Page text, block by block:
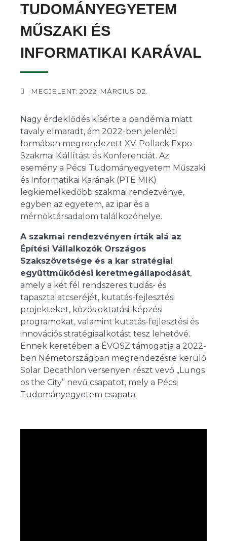
TUDOMÁNYEGYETEM
MŰSZAKI ÉS
INFORMATIKAI KARÁVAL
MEGJELENT: 2022. MÁRCIUS 02.
Nagy érdeklődés kísérte a pandémia miatt
tavaly elmaradt, ám 2022-ben jelenléti
formában megrendezett XV. Pollack Expo
Szakmai Kiállítást és Konferenciát. Az
esemény a Pécsi Tudományegyetem Műszaki
és Informatikai Karának (PTE MIK)
legkiemelkedőbb szakmai rendezvénye,
egyben az egyetem, az ipar és a
mérnöktársadalom találkozóhelye.
A szakmai rendezvényen írták alá az
Építési Vállalkozók Országos
Szakszövetsége és a kar stratégiai
együttműködési keretmegállapodását,
amely a két fél rendszeres tudás- és
tapasztalatcseréjét, kutatás-fejlesztési
projekteket, közös oktatási-képzési
programokat, valamint kutatás-fejlesztési és
innovációs stratégiaalkotást tesz lehetővé.
Ennek keretében a ÉVOSZ támogatja a 2022-
ben Németországban megrendezésre kerülő
Solar Decathlon versenyen részt vevő „Lungs
os the City” nevű csapatot, mely a Pécsi
Tudományegyetem csapata.